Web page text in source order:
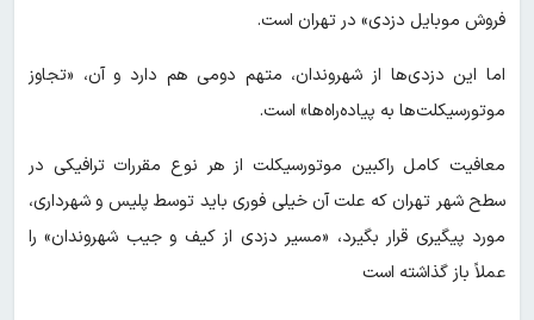
فروش موبایل دزدی» در تهران است.
اما این دزدی‌ها از شهروندان، متهم دومی هم دارد و آن، «تجاوز
موتورسیکلت‌ها به پیاده‌راه‌ها» است.
معافیت کامل راکبین موتورسیکلت از هر نوع مقررات ترافیکی در
سطح شهر تهران که علت آن خیلی فوری باید توسط پلیس و شهرداری،
مورد پیگیری قرار بگیرد، «مسیر دزدی از کیف و جیب شهروندان» را
عملاً باز گذاشته است